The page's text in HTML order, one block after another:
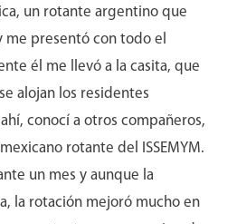
de Eventos
un rotante argentino que
me presentó con todo el
él me llevó a la casita, que
alojan los residentes
conocí a otros compañeros,
rotante del ISSEMYM.
un mes y aunque la
la rotación mejoró mucho en